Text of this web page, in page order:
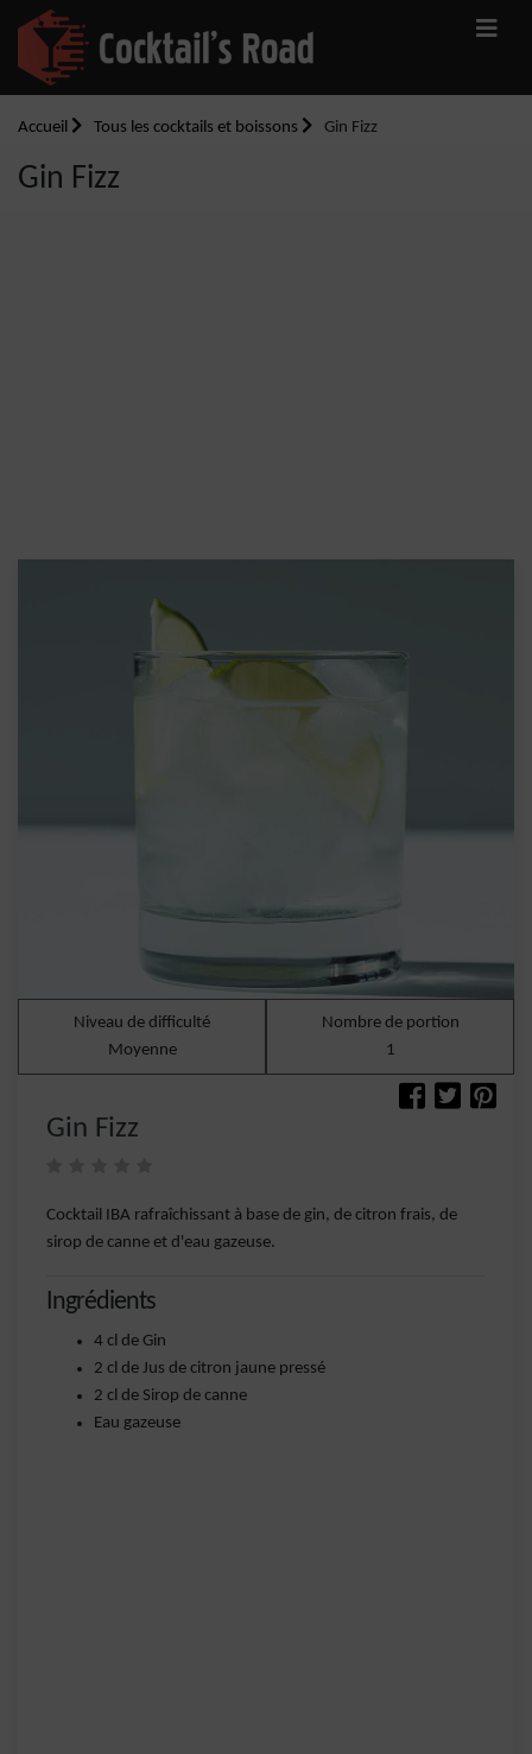
Accueil Tous les cocktails et boissons Gin Fizz
Gin Fizz
Niveau de difficulté
Moyenne
Nombre de portion
1
Gin Fizz
Cocktail IBA rafraîchissant à base de gin, de citron frais, de
sirop de canne et d'eau gazeuse.
Ingrédients
4 cl de Gin
2 cl de Jus de citron jaune pressé
2 cl de Sirop de canne
Eau gazeuse